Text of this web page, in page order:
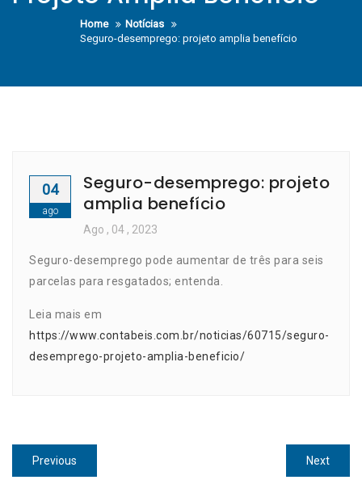
Home
Notícias
Seguro-desemprego: projeto amplia benefício
04
ago
Seguro-desemprego: projeto
amplia benefício
Ago , 04 , 2023
Seguro-desemprego pode aumentar de três para seis
parcelas para resgatados; entenda.
Leia mais em
https://www.contabeis.com.br/noticias/60715/seguro-
desemprego-projeto-amplia-beneficio/
Navegação
de
Previous
post:
NextNext
post: